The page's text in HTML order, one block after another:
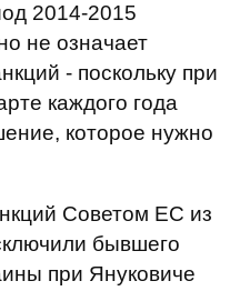
2014-2015
не означает
- поскольку при
каждого года
которое нужно
Советом ЕС из
бывшего
при Януковиче